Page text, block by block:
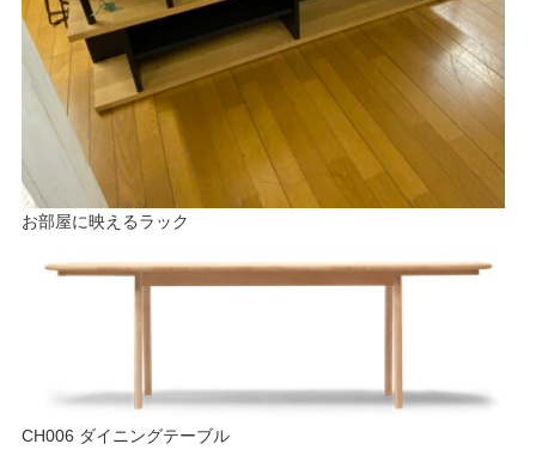
お部屋に映えるラック
CH006 ダイニングテーブル